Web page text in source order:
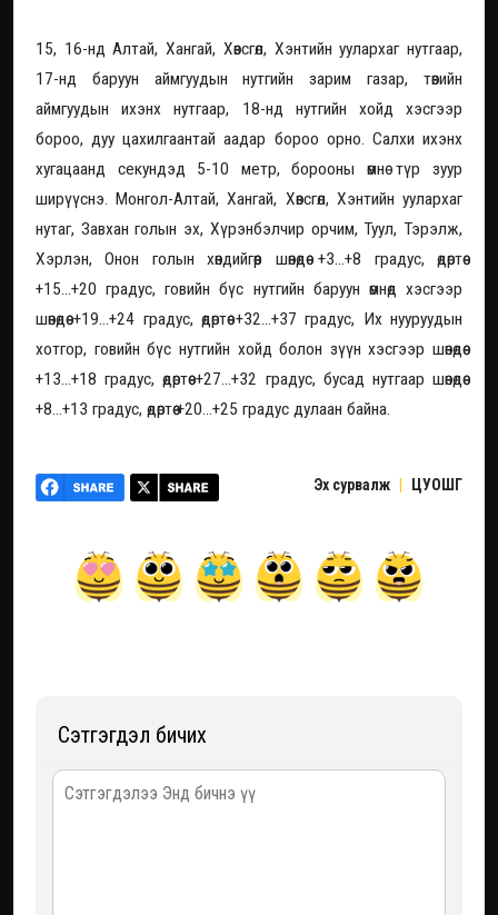
15, 16-нд Алтай, Хангай, Хөвсгөл, Хэнтийн уулархаг нутгаар,
17-нд баруун аймгуудын нутгийн зарим газар, төвийн
аймгуудын ихэнх нутгаар, 18-нд нутгийн хойд хэсгээр
бороо, дуу цахилгаантай аадар бороо орно. Салхи ихэнх
хугацаанд секундэд 5-10 метр, борооны өмнө түр зуур
ширүүснэ. Монгол-Алтай, Хангай, Хөвсгөл, Хэнтийн уулархаг
нутаг, Завхан голын эх, Хүрэнбэлчир орчим, Туул, Тэрэлж,
Хэрлэн, Онон голын хөндийгөөр шөнөдөө +3...+8 градус, өдөртөө
+15...+20 градус, говийн бүс нутгийн баруун өмнөд хэсгээр
шөнөдөө +19...+24 градус, өдөртөө +32...+37 градус, Их нууруудын
хотгор, говийн бүс нутгийн хойд болон зүүн хэсгээр шөнөдөө
+13...+18 градус, өдөртөө +27...+32 градус, бусад нутгаар шөнөдөө
+8...+13 градус, өдөртөө +20...+25 градус дулаан байна.
Эх сурвалж ЦУОШГ
Сэтгэгдэл бичих